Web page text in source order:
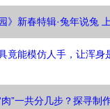
》新春特辑·兔年说兔
竟能模仿人手，让浑身
”一共分几步？探寻制